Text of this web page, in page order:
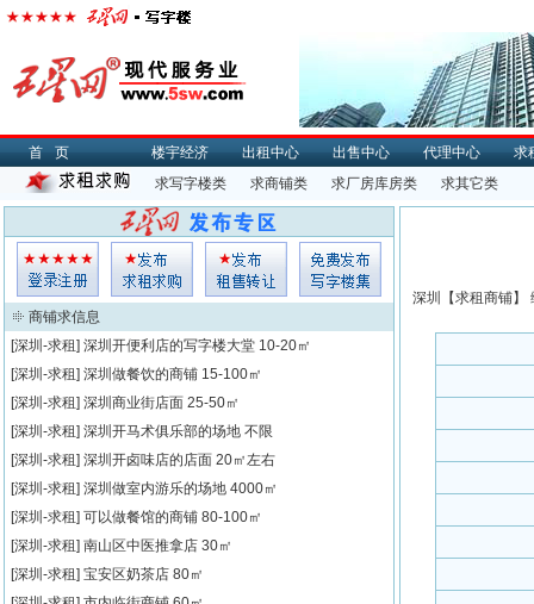
首页 楼宇经济 出租中心 出售中心 代理中心
求
求写字楼类
求商铺类 求厂房库房类 求其它类
深圳【求租商铺】
商铺求信息
[深圳-求租] 深圳开便利店的写字楼大堂 10-20㎡
[深圳-求租] 深圳做餐饮的商铺 15-100㎡
[深圳-求租] 深圳商业街店面 25-50㎡
[深圳-求租] 深圳开马术俱乐部的场地 不限
[深圳-求租] 深圳开卤味店的店面 20㎡左右
[深圳-求租] 深圳做室内游乐的场地 4000㎡
[深圳-求租] 可以做餐馆的商铺 80-100㎡
[深圳-求租] 南山区中医推拿店 30㎡
[深圳-求租] 宝安区奶茶店 80㎡